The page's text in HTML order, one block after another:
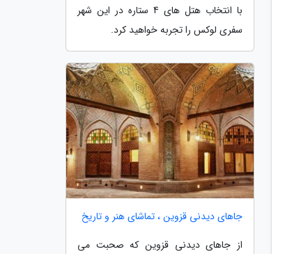
با انتخاب هتل های 4 ستاره در این شهر
سفری لوکس را تجربه خواهید کرد.
جاهای دیدنی قزوین ، تماشای هنر و تاریخ
از جاهای دیدنی قزوین که صحبت می